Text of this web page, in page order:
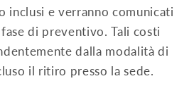
inclusi e verranno comunicati
di preventivo. Tali costi
dalla modalità di
il ritiro presso la sede.